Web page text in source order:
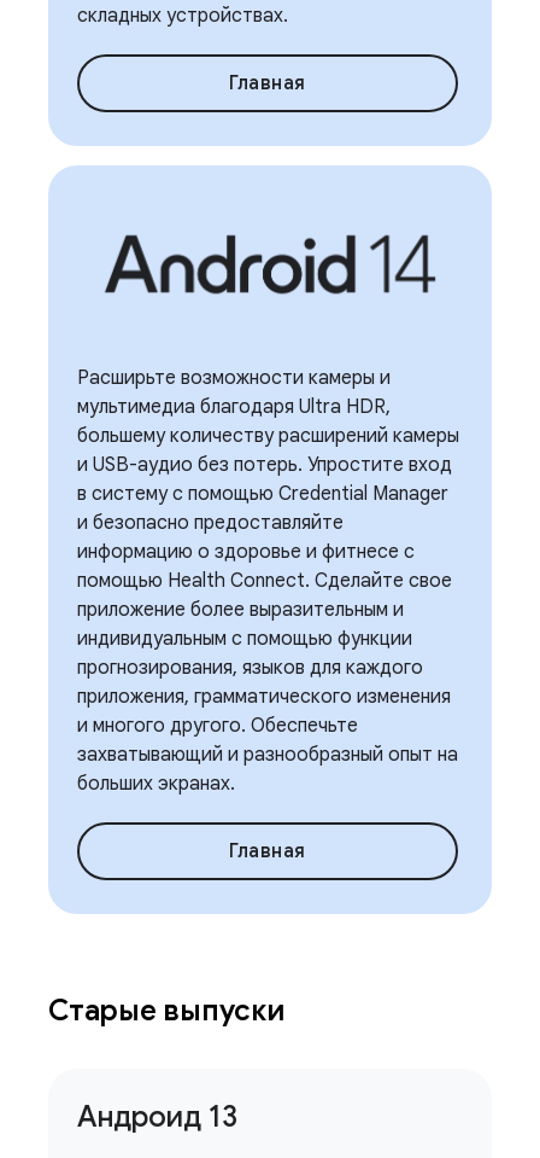
складных устройствах.
Главная
Расширьте возможности камеры и
мультимедиа благодаря Ultra HDR,
большему количеству расширений камеры
и USB-аудио без потерь. Упростите вход
в систему с помощью Credential Manager
и безопасно предоставляйте
информацию о здоровье и фитнесе с
помощью Health Connect. Сделайте свое
приложение более выразительным и
индивидуальным с помощью функции
прогнозирования, языков для каждого
приложения, грамматического изменения
и многого другого. Обеспечьте
захватывающий и разнообразный опыт на
больших экранах.
Главная
Старые выпуски
Андроид 13